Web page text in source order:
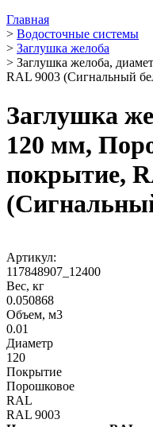
Главная
> Водосточные системы
> Заглушка желоба
> Заглушка желоба,
RAL 9003 (Сигнальный
Заглушка
120 мм,
покрытие,
Артикул:
117848907_12400
Вес, кг
0.050868
Объем, м3
0.01
Диаметр
120
Покрытие
Порошковое
RAL
RAL 9003